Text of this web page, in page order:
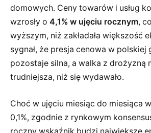
domowych. Ceny towarów i usług
wzrosły o 4,1% w ujęciu rocznym,
wyższym, niż zakładała większość
sygnał, że presja cenowa w polskiej
pozostaje silna, a walka z drożyzną
trudniejsza, niż się wydawało.
Choć w ujęciu miesiąc do miesiąca
0,1%, zgodnie z rynkowym